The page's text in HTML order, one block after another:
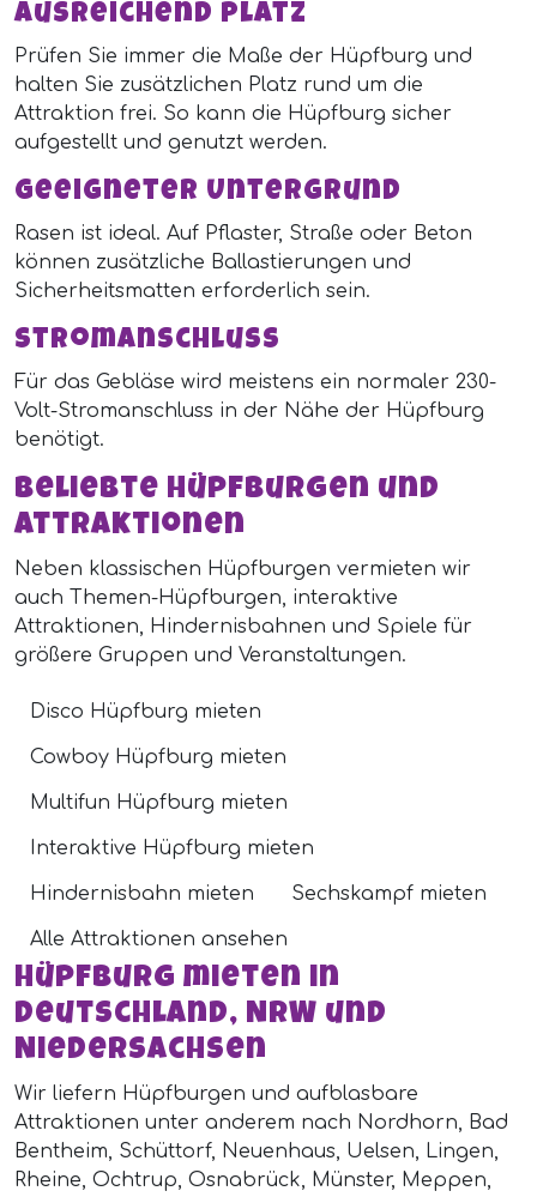
Ausreichend Platz
Prüfen Sie immer die Maße der Hüpfburg und
halten Sie zusätzlichen Platz rund um die
Attraktion frei. So kann die Hüpfburg sicher
aufgestellt und genutzt werden.
Geeigneter Untergrund
Rasen ist ideal. Auf Pflaster, Straße oder Beton
können zusätzliche Ballastierungen und
Sicherheitsmatten erforderlich sein.
Stromanschluss
Für das Gebläse wird meistens ein normaler 230-
Volt-Stromanschluss in der Nähe der Hüpfburg
benötigt.
Beliebte Hüpfburgen und
Attraktionen
Neben klassischen Hüpfburgen vermieten wir
auch Themen-Hüpfburgen, interaktive
Attraktionen, Hindernisbahnen und Spiele für
größere Gruppen und Veranstaltungen.
Disco Hüpfburg mieten
Cowboy Hüpfburg mieten
Multifun Hüpfburg mieten
Interaktive Hüpfburg mieten
Hindernisbahn mieten Sechskampf mieten
Alle Attraktionen ansehen
Hüpfburg mieten in
Deutschland, NRW und
Niedersachsen
Wir liefern Hüpfburgen und aufblasbare
Attraktionen unter anderem nach Nordhorn, Bad
Bentheim, Schüttorf, Neuenhaus, Uelsen, Lingen,
Rheine, Ochtrup, Osnabrück, Münster, Meppen,